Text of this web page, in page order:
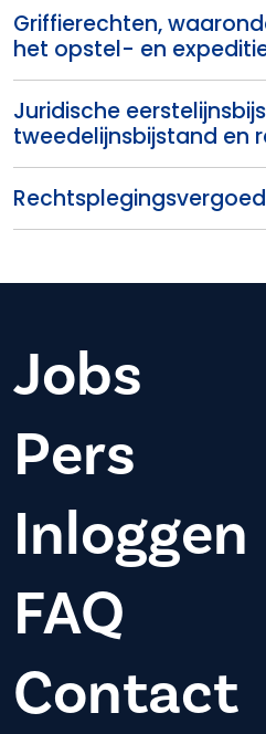
Griffierechten,
het opstel- en
Juridische
tweedelijnsbijstand en
Jobs
Pers
Inloggen
FAQ
Contact